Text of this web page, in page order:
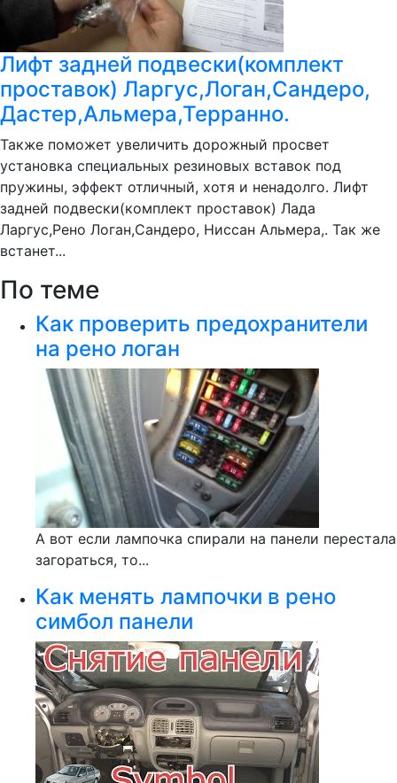
Лифт задней подвески(комплект
проставок) Ларгус,Логан,Сандеро,
Дастер,Альмера,Терранно.
Также поможет увеличить дорожный просвет
установка специальных резиновых вставок под
пружины, эффект отличный, хотя и ненадолго. Лифт
задней подвески(комплект проставок) Лада
Ларгус,Рено Логан,Сандеро, Ниссан Альмера,. Так же
встанет...
По теме
Как проверить предохранители
на рено логан
А вот если лампочка спирали на панели перестала
загораться, то...
Как менять лампочки в рено
симбол панели